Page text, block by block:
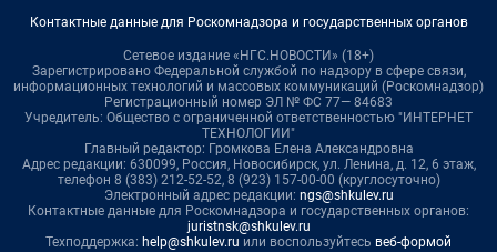
Контактные данные для Роскомнадзора и государственных органов
Сетевое издание «НГС.НОВОСТИ» (18+)
Зарегистрировано Федеральной службой по надзору в сфере связи,
информационных технологий и массовых коммуникаций (Роскомнадзор)
Регистрационный номер ЭЛ № ФС 77— 84683
Учредитель: Общество с ограниченной ответственностью "ИНТЕРНЕТ
ТЕХНОЛОГИИ"
Главный редактор: Громкова Елена Александровна
Адрес редакции: 630099, Россия, Новосибирск, ул. Ленина, д. 12, 6 этаж,
телефон 8 (383) 212-52-52, 8 (923) 157-00-00 (круглосуточно)
Электронный адрес редакции: ngs@shkulev.ru
Контактные данные для Роскомнадзора и государственных органов:
juristnsk@shkulev.ru
Техподдержка: help@shkulev.ru или воспользуйтесь веб-формой